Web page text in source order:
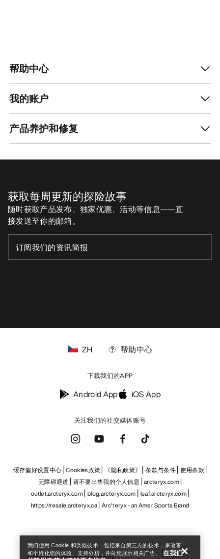
Help
帮助中心
我的账户
产品养护和修复
获取每周更新的探险故事
随时获取产品发布、独家优惠、活动等信息——直
接发送至你的邮箱。
关注我们的社交媒体账号
ZH 帮助中心
下载我们的APP
Android App iOS App
缓存偏好设置中心 Cookies政策 《隐私政策》 条款与条件 使用条款
无障碍通道
请不要出售我的个人信息 arcteryx.com
outlet.arcteryx.com blog.arcteryx.com leaf.arcteryx.com
https://resale.arcteryx.ca Arc'teryx - an Amer Sports Brand
我们使用 Cookie 和类似技术，包括来自第三方的技术，来改善
和个性化您的体验、支持分析，并向您展示相关广告。
在我们